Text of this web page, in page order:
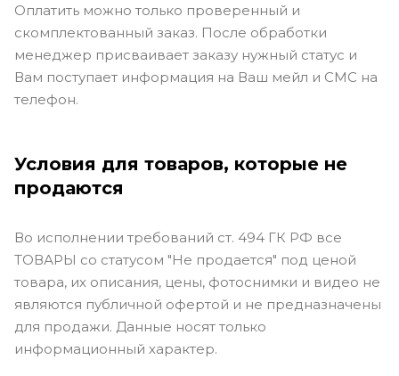
Оплатить можно только проверенный и
скомплектованный заказ. После обработки
менеджер присваивает заказу нужный статус и
Вам поступает информация на Ваш мейл и СМС на
телефон.
Условия для товаров, которые не
продаются
Во исполнении требований ст. 494 ГК РФ все
ТОВАРЫ со статусом "Не продается" под ценой
товара, их описания, цены, фотоснимки и видео не
являются публичной офертой и не предназначены
для продажи. Данные носят только
информационный характер.